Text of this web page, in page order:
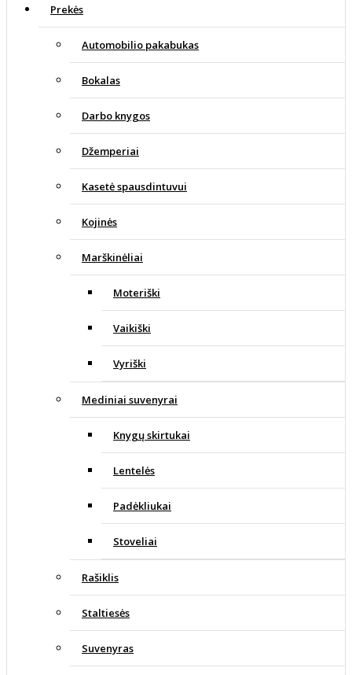
Prekės
Automobilio pakabukas
Bokalas
Darbo knygos
Džemperiai
Kasetė spausdintuvui
Kojinės
Marškinėliai
Moteriški
Vaikiški
Vyriški
Mediniai suvenyrai
Knygų skirtukai
Lentelės
Padėkliukai
Stoveliai
Rašiklis
Staltiesės
Suvenyras